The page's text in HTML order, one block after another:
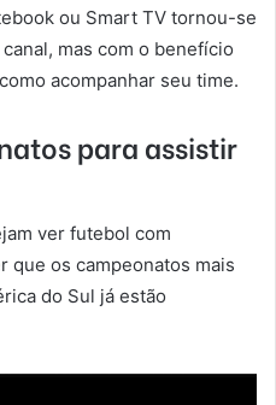
ou Smart TV tornou-se
mas com o benefício
acompanhar seu time.
para assistir
ver futebol com
que os campeonatos mais
do Sul já estão